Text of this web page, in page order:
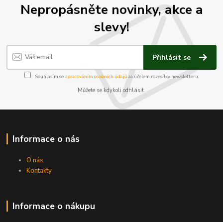
Nepropásněte novinky, akce a
slevy!
Přihlásit se
Souhlasím se zpracováním osobních údajůza účelem rozesílky newsletteru.
Můžete se kdykoli odhlásit.
Informace o nás
O nás
Kontakty
Informace o nákupu